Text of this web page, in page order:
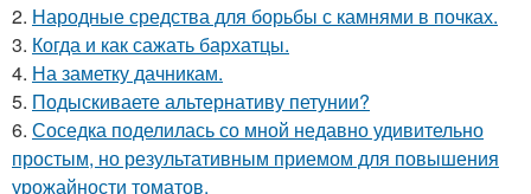
2. Народные средства для борьбы с камнями в почках.
3. Когда и как сажать бархатцы.
4. На заметку дачникам.
5. Подыскиваете альтернативу петунии?
6. Соседка поделилась со мной недавно удивительно
простым, но результативным приемом для повышения
урожайности томатов.